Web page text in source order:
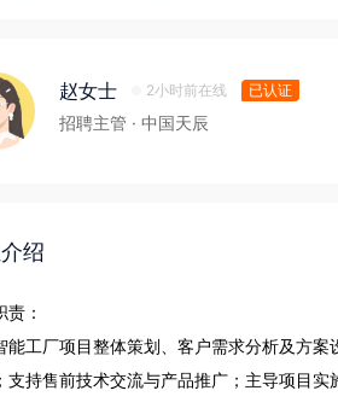
赵女士 2小时前在线 已认证
招聘主管 · 中国天辰
绍
责：
能工厂项目整体策划、客户需求分析及方
支持售前技术交流与产品推广；主导项目实